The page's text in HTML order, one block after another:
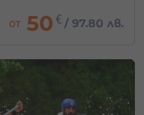
от 50 € /97.80 лв.